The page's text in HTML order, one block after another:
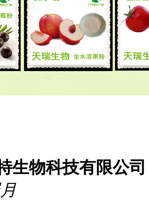
生物科技有限公司